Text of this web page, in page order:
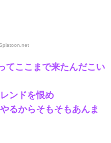
てここまで来たんだこい
ンドを恨め
るからそもそもあんま